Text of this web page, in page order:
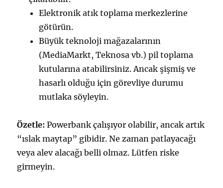
Elektronik atık toplama merkezlerine
götürün.
Büyük teknoloji mağazalarının
(MediaMarkt, Teknosa vb.) pil toplama
kutularına atabilirsiniz. Ancak şişmiş ve
hasarlı olduğu için görevliye durumu
mutlaka söyleyin.
Özetle: Powerbank çalışıyor olabilir, ancak artık
“ıslak maytap” gibidir. Ne zaman patlayacağı
veya alev alacağı belli olmaz. Lütfen riske
girmeyin.